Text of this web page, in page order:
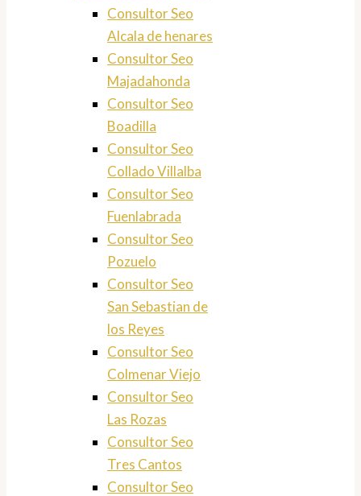
Consultor Seo
Alcala de henares
Consultor Seo
Majadahonda
Consultor Seo
Boadilla
Consultor Seo
Collado Villalba
Consultor Seo
Fuenlabrada
Consultor Seo
Pozuelo
Consultor Seo
San Sebastian de
los Reyes
Consultor Seo
Colmenar Viejo
Consultor Seo
Las Rozas
Consultor Seo
Tres Cantos
Consultor Seo